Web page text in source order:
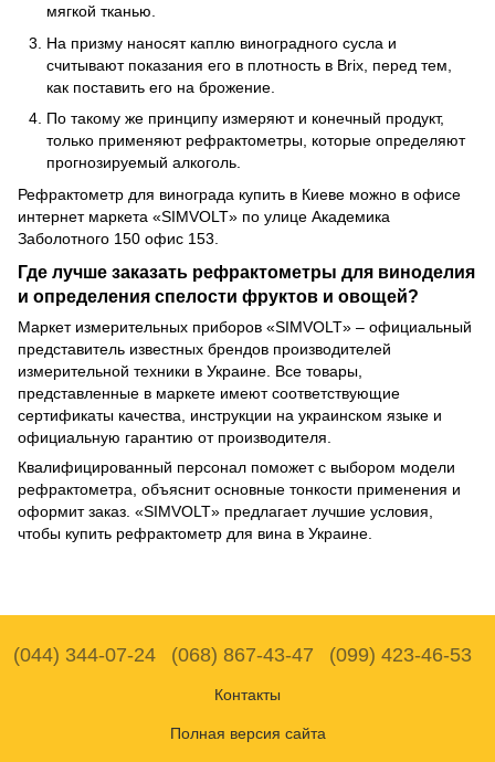
мягкой тканью.
На призму наносят каплю виноградного сусла и
считывают показания его в плотность в Brix, перед тем,
как поставить его на брожение.
По такому же принципу измеряют и конечный продукт,
только применяют рефрактометры, которые определяют
прогнозируемый алкоголь.
Рефрактометр для винограда купить в Киеве можно в офисе
интернет маркета «SIMVOLT» по улице Академика
Заболотного 150 офис 153.
Где лучше заказать рефрактометры для виноделия
и определения спелости фруктов и овощей?
Маркет измерительных приборов «SIMVOLT» – официальный
представитель известных брендов производителей
измерительной техники в Украине. Все товары,
представленные в маркете имеют соответствующие
сертификаты качества, инструкции на украинском языке и
официальную гарантию от производителя.
Квалифицированный персонал поможет с выбором модели
рефрактометра, объяснит основные тонкости применения и
оформит заказ. «SIMVOLT» предлагает лучшие условия,
чтобы купить рефрактометр для вина в Украине.
(044) 344-07-24 (068) 867-43-47 (099) 423-46-53
Контакты
Полная версия сайта